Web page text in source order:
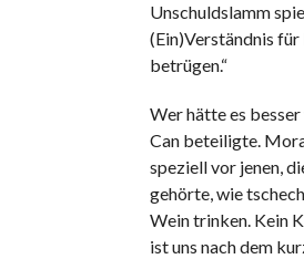
Unschuldslamm
(Ein)Verständnis
betrügen.“
Wer hätte es
Can beteiligte.
speziell vor jenen,
gehörte, wie
Wein trinken. Kein
ist uns nach dem